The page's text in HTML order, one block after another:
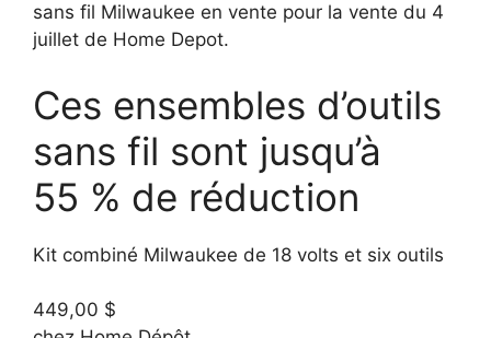
sans fil Milwaukee en vente pour la vente du 4
juillet de Home Depot.
Ces ensembles d’outils
sans fil sont jusqu’à
55 % de réduction
Kit combiné Milwaukee de 18 volts et six outils
449,00 $